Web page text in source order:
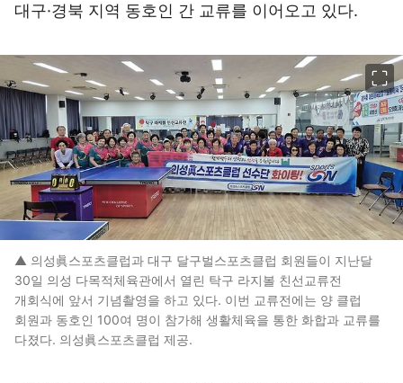
대구·경북 지역 동호인 간 교류를 이어오고 있다.
▲ 의성眞스포츠클럽과 대구 달구벌스포츠클럽 회원들이 지난달
30일 의성 다목적체육관에서 열린 탁구 라지볼 친선교류전
개회식에 앞서 기념촬영을 하고 있다. 이번 교류전에는 양 클럽
회원과 동호인 100여 명이 참가해 생활체육을 통한 화합과 교류를
다졌다. 의성眞스포츠클럽 제공.